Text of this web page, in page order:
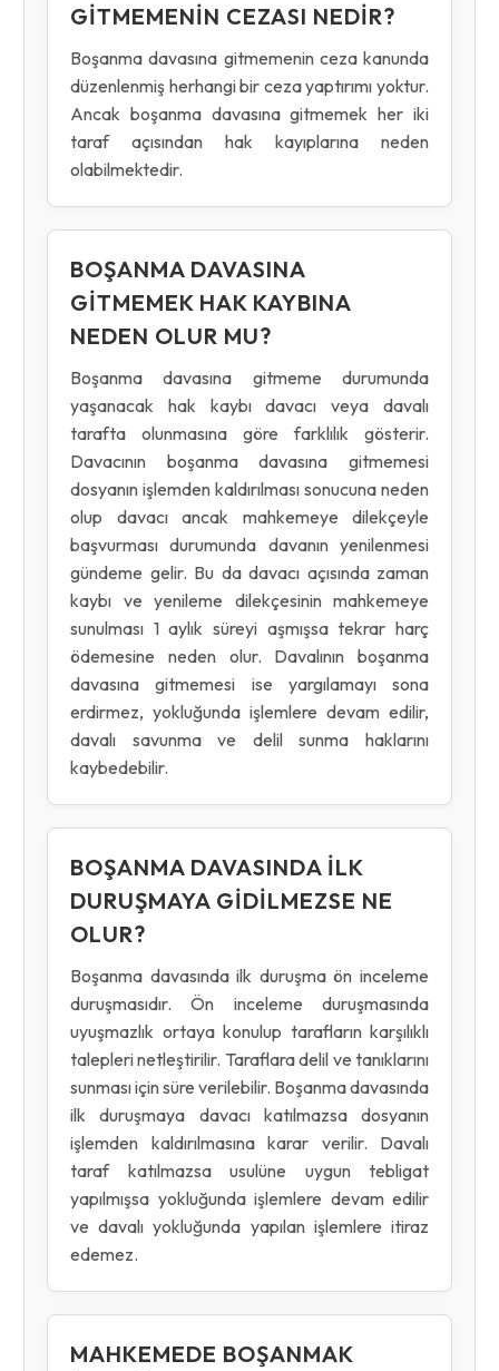
GITMEMENIN CEZASI NEDIR?
Boşanma davasına gitmemenin ceza kanunda
düzenlenmiş herhangi bir ceza yaptırımı yoktur.
Ancak boşanma davasına gitmemek her iki
taraf açısından hak kayıplarına neden
olabilmektedir.
BOŞANMA DAVASINA
GITMEMEK HAK KAYBINA
NEDEN OLUR MU?
Boşanma davasına gitmeme durumunda
yaşanacak hak kaybı davacı veya davalı
tarafta olunmasına göre farklılık gösterir.
Davacının boşanma davasına gitmemesi
dosyanın işlemden kaldırılması sonucuna neden
olup davacı ancak mahkemeye dilekçeyle
başvurması durumunda davanın yenilenmesi
gündeme gelir. Bu da davacı açısında zaman
kaybı ve yenileme dilekçesinin mahkemeye
sunulması 1 aylık süreyi aşmışsa tekrar harç
ödemesine neden olur. Davalının boşanma
davasına gitmemesi ise yargılamayı sona
erdirmez, yokluğunda işlemlere devam edilir,
davalı savunma ve delil sunma haklarını
kaybedebilir.
BOŞANMA DAVASINDA ILK
DURUŞMAYA GIDILMEZSE NE
OLUR?
Boşanma davasında ilk duruşma ön inceleme
duruşmasıdır. Ön inceleme duruşmasında
uyuşmazlık ortaya konulup tarafların karşılıklı
talepleri netleştirilir. Taraflara delil ve tanıklarını
sunması için süre verilebilir. Boşanma davasında
ilk duruşmaya davacı katılmazsa dosyanın
işlemden kaldırılmasına karar verilir. Davalı
taraf katılmazsa usulüne uygun tebligat
yapılmışsa yokluğunda işlemlere devam edilir
ve davalı yokluğunda yapılan işlemlere itiraz
edemez.
MAHKEMEDE BOŞANMAK